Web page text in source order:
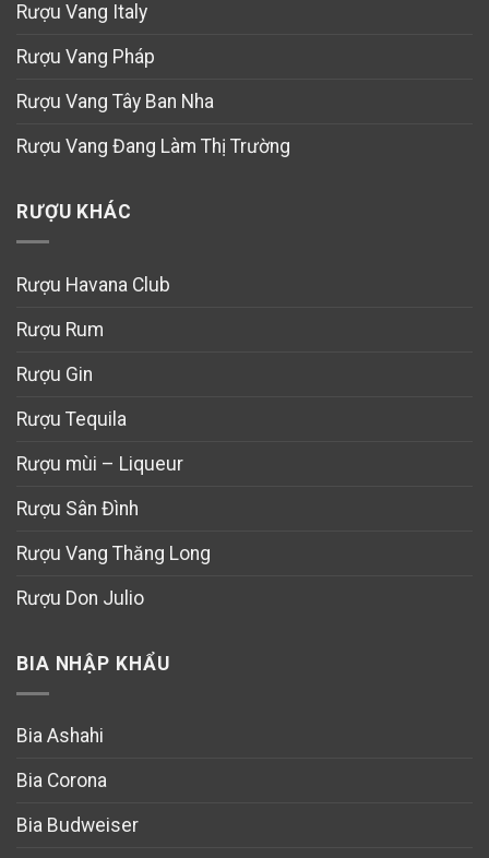
Rượu Vang Italy
Rượu Vang Pháp
Rượu Vang Tây Ban Nha
Rượu Vang Đang Làm Thị Trường
RƯỢU KHÁC
Rượu Havana Club
Rượu Rum
Rượu Gin
Rượu Tequila
Rượu mùi – Liqueur
Rượu Sân Đình
Rượu Vang Thăng Long
Rượu Don Julio
BIA NHẬP KHẨU
Bia Ashahi
Bia Corona
Bia Budweiser